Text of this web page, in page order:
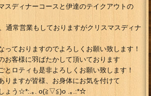
スディナーコースと伊達のテイクアウトの
通常営業もしておりますがクリスマスディナ
っておりますのでよろしくお願い致します！
お客様に羽ばたかして頂いております
とロティも是非よろしくお願い致します！
りますが皆様、お身体にお気を付けて
ょう☆*:.｡. o(≧▽≦)o .｡.:*☆